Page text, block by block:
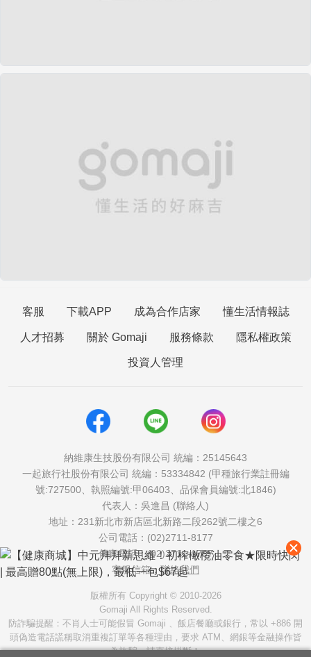
客服 下載APP 成為合作店家 懂生活情報誌
人才招募 關於 Gomaji 服務條款 隱私權政策
投資人管理
納維康生技股份有限公司 統編：25145643
一起旅行社股份有限公司 統編：53334842 (甲種旅行業註冊編
號:727500、執照編號:甲06403、品保會員編號:北1846)
代表人：吳進昌 (聯絡人)
地址：231新北市新店區北新路二段262號二樓之6
公司電話：(02)2711-8177
傳真電話：(02)2711-1757
客服信箱：聯絡我們
版權所有 Copyright © 2010-2026
Gomaji All Rights Reserved.
防詐騙提醒：不肖人士可能假冒 Gomaji 、飯店餐廳或銀行，常以 +886 開
頭偽造電話謊稱取消重複訂單等各種理由，要求 ATM、網銀等金融操作皆
為詐騙，請直接掛斷！